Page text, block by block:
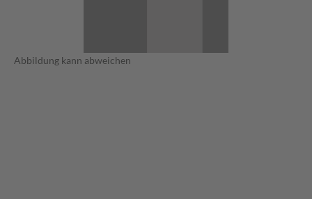
Abbildung kann abweichen